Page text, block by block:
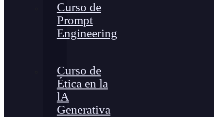
Curso de
Prompt
Engineering
Curso de
Ética en la
lA
Generativa